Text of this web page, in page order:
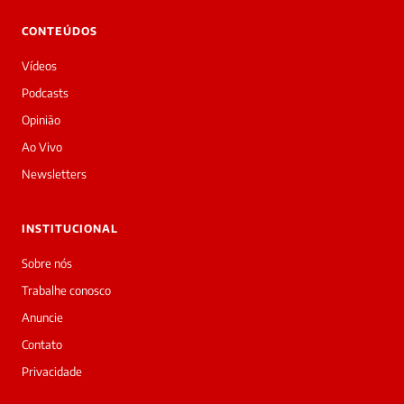
Boa
Sou
a
daqui
do
Prime.
Mary
silva
acabou
de
essa
matéria
e
CONTEÚDOS
Vídeos
Podcasts
Opinião
Ao Vivo
Newsletters
INSTITUCIONAL
Sobre nós
Trabalhe conosco
Anuncie
Contato
Privacidade